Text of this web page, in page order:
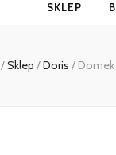
SKLEP
/Sklep /Doris / Domek